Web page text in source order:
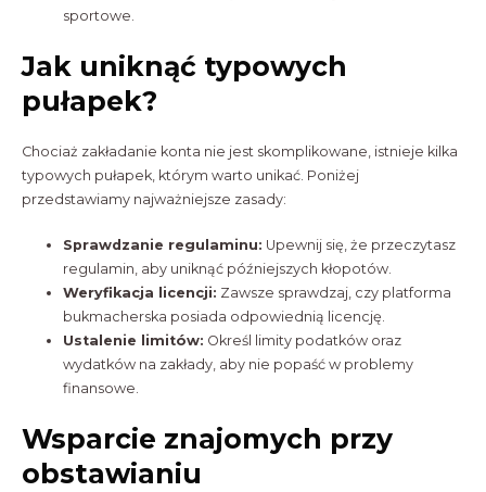
sportowe.
Jak uniknąć typowych
pułapek?
Chociaż zakładanie konta nie jest skomplikowane, istnieje kilka
typowych pułapek, którym warto unikać. Poniżej
przedstawiamy najważniejsze zasady:
Sprawdzanie regulaminu: Upewnij się, że przeczytasz
regulamin, aby uniknąć późniejszych kłopotów.
Weryfikacja licencji: Zawsze sprawdzaj, czy platforma
bukmacherska posiada odpowiednią licencję.
Ustalenie limitów: Określ limity podatków oraz
wydatków na zakłady, aby nie popaść w problemy
finansowe.
Wsparcie znajomych przy
obstawianiu